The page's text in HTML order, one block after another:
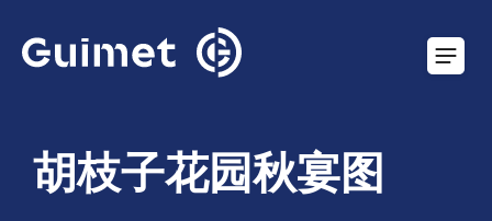
胡枝子花园秋宴图